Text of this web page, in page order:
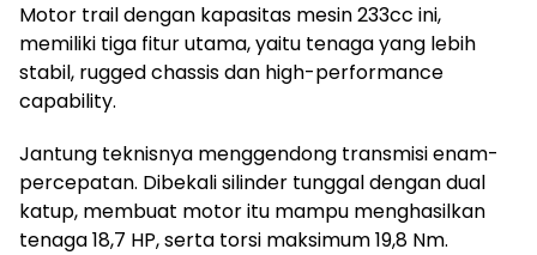
Motor trail dengan kapasitas mesin 233cc ini,
memiliki tiga fitur utama, yaitu tenaga yang lebih
stabil, rugged chassis dan high-performance
capability.
Jantung teknisnya menggendong transmisi enam-
percepatan. Dibekali silinder tunggal dengan dual
katup, membuat motor itu mampu menghasilkan
tenaga 18,7 HP, serta torsi maksimum 19,8 Nm.